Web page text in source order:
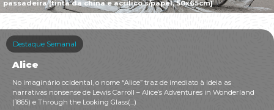
passadeira [tinta da china e acrílico s/papel, 50x65cm]
Destaque Semanal
Alice
No imaginário ocidental, o nome “Alice” traz de imediato à ideia as
narrativas nonsense de Lewis Carroll – Alice’s Adventures in Wonderland
(1865) e Through the Looking Glass(...)